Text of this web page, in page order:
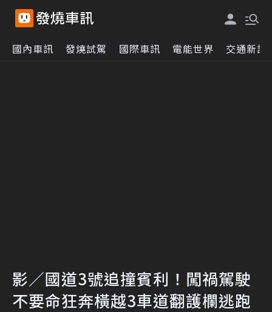
國內車訊 發燒試駕 國際車訊 電能世界 交通新訊
影／國道3號追撞賓利！闖禍駕駛
不要命狂奔橫越3車道翻護欄逃跑